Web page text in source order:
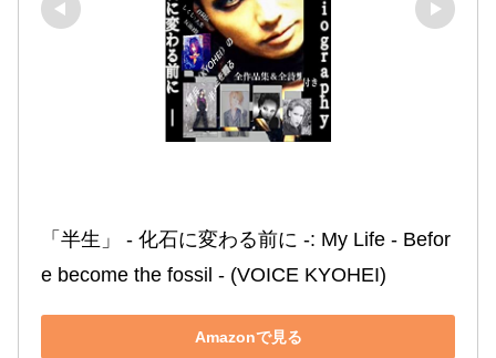
「半生」 ‐ 化石に変わる前に ‐: My Life ‐ Befor
e become the fossil ‐ (VOICE KYOHEI)
Amazonで見る